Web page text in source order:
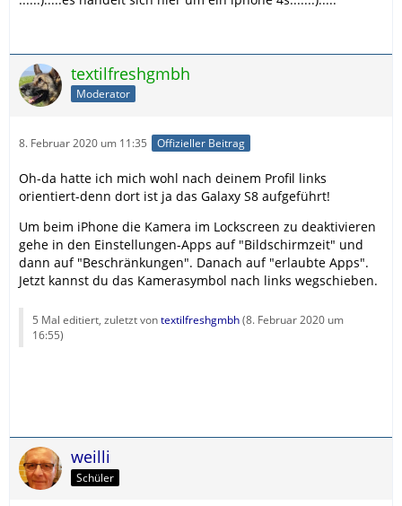
textilfreshgmbh
Moderator
8. Februar 2020 um 11:35 Offizieller Beitrag
Oh-da hatte ich mich wohl nach deinem Profil links
orientiert-denn dort ist ja das Galaxy S8 aufgeführt!
Um beim iPhone die Kamera im Lockscreen zu deaktivieren
gehe in den Einstellungen-Apps auf "Bildschirmzeit" und
dann auf "Beschränkungen". Danach auf "erlaubte Apps".
Jetzt kannst du das Kamerasymbol nach links wegschieben.
5 Mal editiert, zuletzt vontextilfreshgmbh(8. Februar 2020 um
16:55)
weilli
Schüler